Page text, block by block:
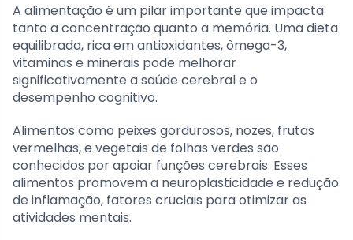
A alimentação é um pilar importante que impacta
tanto a concentração quanto a memória. Uma dieta
equilibrada, rica em antioxidantes, ômega-3,
vitaminas e minerais pode melhorar
significativamente a saúde cerebral e o
desempenho cognitivo.
Alimentos como peixes gordurosos, nozes, frutas
vermelhas, e vegetais de folhas verdes são
conhecidos por apoiar funções cerebrais. Esses
alimentos promovem a neuroplasticidade e redução
de inflamação, fatores cruciais para otimizar as
atividades mentais.